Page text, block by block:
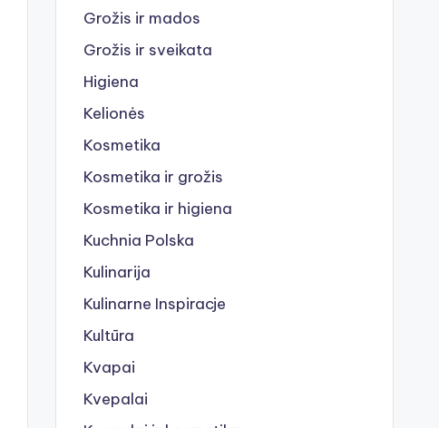
Grožis ir mados
Grožis ir sveikata
Higiena
Kelionės
Kosmetika
Kosmetika ir grožis
Kosmetika ir higiena
Kuchnia Polska
Kulinarija
Kulinarne Inspiracje
Kultūra
Kvapai
Kvepalai